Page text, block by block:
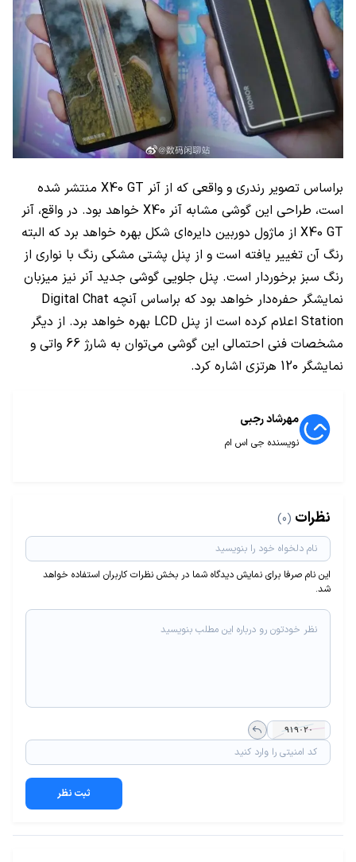
براساس تصویر رندری و واقعی که از آنر X40 GT منتشر شده
است، طراحی این گوشی مشابه آنر X40 خواهد بود. در واقع، آنر
X40 GT از ماژول دوربین دایره‌ای شکل بهره خواهد برد که البته
رنگ آن تغییر یافته است و از پنل پشتی مشکی رنگ با نواری از
رنگ سبز برخوردار است. پنل جلویی گوشی جدید آنر نیز میزبان
نمایشگر حفره‌دار خواهد بود که براساس آنچه Digital Chat
Station اعلام کرده است از پنل LCD بهره خواهد برد. از دیگر
مشخصات فنی احتمالی این گوشی می‌توان به شارژ 66 واتی و
نمایشگر 120 هرتزی اشاره کرد.
مهرشاد رجبی
نویسنده جی اس ام
نظرات (0)
این نام صرفا برای نمایش دیدگاه شما در بخش نظرات کاربران استفاده خواهد
شد.
ثبت نظر